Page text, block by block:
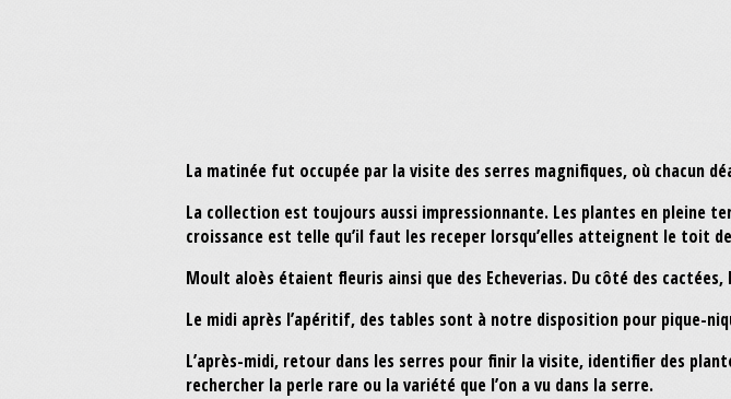
La matinée fut occupée par la visite des serres magnifiques, où chacun
La collection est toujours aussi impressionnante. Les plantes en pleine
croissance est telle qu’il faut les receper lorsqu’elles atteignent le toit
Moult aloès étaient fleuris ainsi que des Echeverias. Du côté des
Le midi après l’apéritif, des tables sont à notre disposition pour pique-
L’après-midi, retour dans les serres pour finir la visite, identifier des
rechercher la perle rare ou la variété que l’on a vu dans la serre.